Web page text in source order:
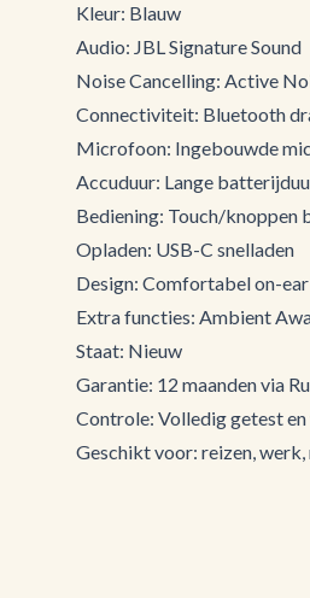
Kleur: Blauw
Audio: JBL Signature Sound
Noise Cancelling: Active
Connectiviteit: Bluetooth
Microfoon: Ingebouwde
Accuduur: Lange
Bediening: Touch/knoppen
Opladen: USB-C snelladen
Design: Comfortabel on-
Extra functies: Ambient
Staat: Nieuw
Garantie: 12 maanden via
Controle: Volledig getest
Geschikt voor: reizen,